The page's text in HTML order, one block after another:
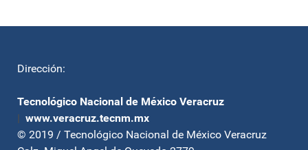
Dirección:
Tecnológico Nacional de México Veracruz
| www.veracruz.tecnm.mx
© 2019 / Tecnológico Nacional de México Veracruz